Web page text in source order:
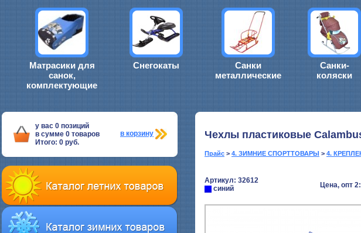
Матрасики для
санок,
комплектующие
Снегокаты
Санки
металлические
Санки-
коляски
у вас 0 позиций
в сумме 0 товаров
Итого: 0 руб.
в корзину Чехлы пластиковые
Прайс > 4. ЗИМНИЕ СПОРТТОВАРЫ > 4.
Артикул: 32612
синий
Цена, опт 2: